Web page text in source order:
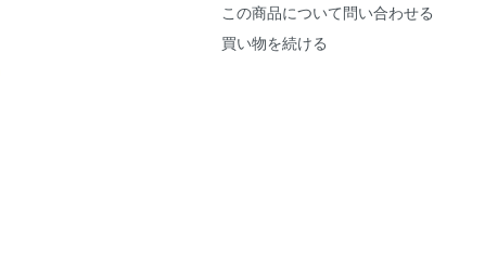
この商品について問い合わせる
買い物を続ける